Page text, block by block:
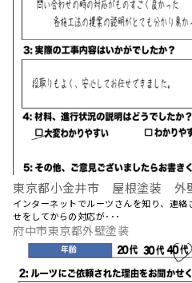
東京都小金井市 屋根塗装 外
インターネットでルーツさんを知り、連
せをしてからの対応が･･･
府中市東京都外壁塗装